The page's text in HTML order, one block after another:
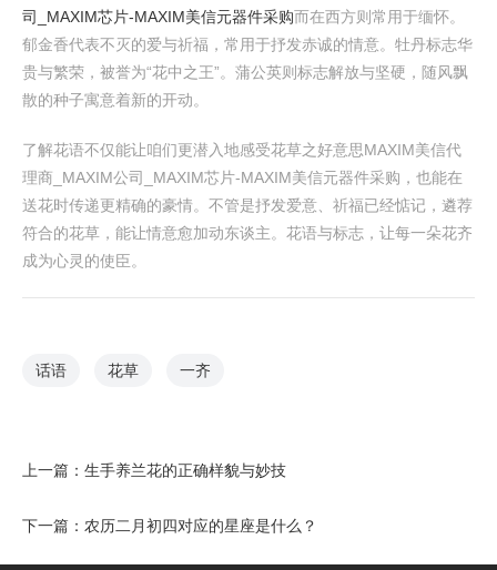
司_MAXIM芯片-MAXIM美信元器件采购而在西方则常用于缅怀。
郁金香代表不灭的爱与祈福，常用于抒发赤诚的情意。牡丹标志华
贵与繁荣，被誉为“花中之王”。蒲公英则标志解放与坚硬，随风飘
散的种子寓意着新的开动。
了解花语不仅能让咱们更潜入地感受花草之好意思MAXIM美信代
理商_MAXIM公司_MAXIM芯片-MAXIM美信元器件采购，也能在
送花时传递更精确的豪情。不管是抒发爱意、祈福已经惦记，遴荐
符合的花草，能让情意愈加动东谈主。花语与标志，让每一朵花齐
成为心灵的使臣。
话语 花草 一齐
上一篇： 生手养兰花的正确样貌与妙技
下一篇： 农历二月初四对应的星座是什么？